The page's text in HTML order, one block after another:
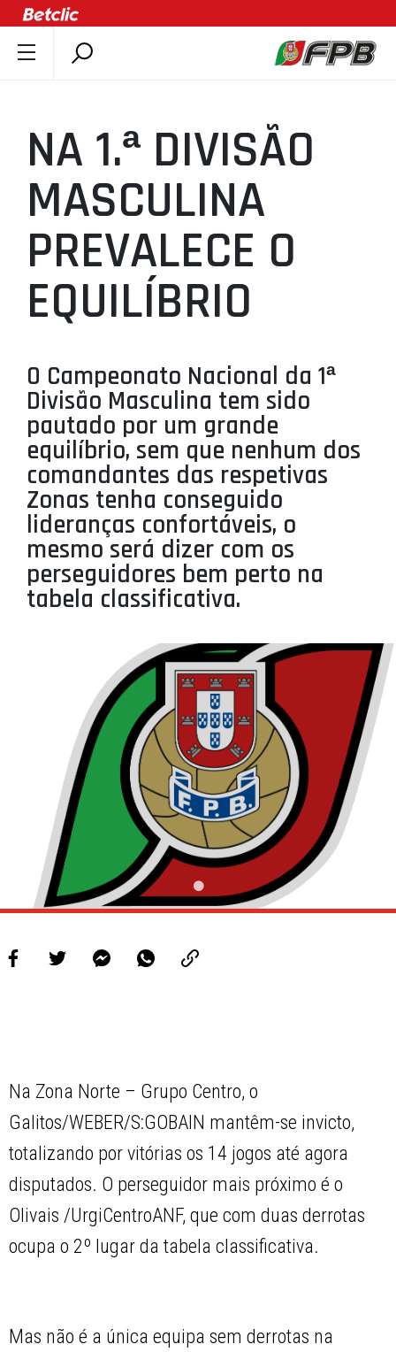
ÚLTIMAS
COMPETIÇÕES
ASSOCIAÇÕES
CLUBES
AGENTES
AGENDA
SELEÇÕES
MINIBASQUETE
ÁREA TÉCNICA
PROJETOS
LIGA BETCLIC MASCULINA
LIGA BETCLIC FEMININA
NA 1.ª DIVISÃO
MASCULINA
PREVALECE O
EQUILÍBRIO
O Campeonato Nacional da 1ª
Divisão Masculina tem sido
pautado por um grande
equilíbrio, sem que nenhum dos
comandantes das respetivas
Zonas tenha conseguido
lideranças confortáveis, o
mesmo será dizer com os
perseguidores bem perto na
tabela classificativa.
Na Zona Norte – Grupo Centro, o
Galitos/WEBER/S:GOBAIN mantêm-se invicto,
totalizando por vitórias os 14 jogos até agora
disputados. O perseguidor mais próximo é o
Olivais /UrgiCentroANF, que com duas derrotas
ocupa o 2º lugar da tabela classificativa.
Mas não é a única equipa sem derrotas na